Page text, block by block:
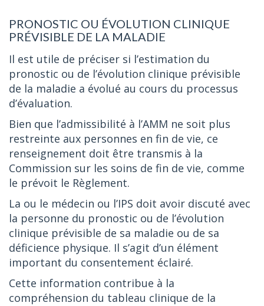
PRONOSTIC OU ÉVOLUTION CLINIQUE
PRÉVISIBLE DE LA MALADIE
Il est utile de préciser si l’estimation du
pronostic ou de l’évolution clinique prévisible
de la maladie a évolué au cours du processus
d’évaluation.
Bien que l’admissibilité à l’AMM ne soit plus
restreinte aux personnes en fin de vie, ce
renseignement doit être transmis à la
Commission sur les soins de fin de vie, comme
le prévoit le Règlement.
La ou le médecin ou l’IPS doit avoir discuté avec
la personne du pronostic ou de l’évolution
clinique prévisible de sa maladie ou de sa
déficience physique. Il s’agit d’un élément
important du consentement éclairé.
Cette information contribue à la
compréhension du tableau clinique de la